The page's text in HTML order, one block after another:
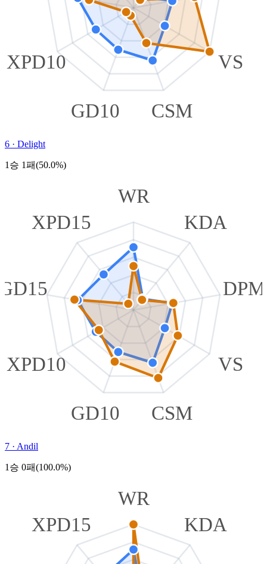
VS
CSM
GD10
XPD10
6 · Delight
1승 1패(50.0%)
WR
KDA
DPM
VS
CSM
GD10
XPD10
XPD15
7 · Andil
1승 0패(100.0%)
WR
KDA
XPD15